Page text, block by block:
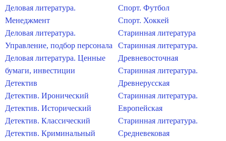
Деловая литература.
Менеджмент
Деловая литература.
Управление, подбор персонала
Деловая литература. Ценные
бумаги, инвестиции
Детектив
Детектив. Иронический
Детектив. Исторический
Детектив. Классический
Детектив. Криминальный
Спорт. Футбол
Спорт. Хоккей
Старинная литература
Старинная литература.
Древневосточная
Старинная литература.
Древнерусская
Старинная литература.
Европейская
Старинная литература.
Средневековая